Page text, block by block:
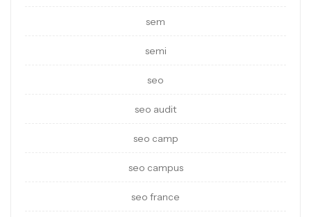
sem
semi
seo
seo audit
seo camp
seo campus
seo france